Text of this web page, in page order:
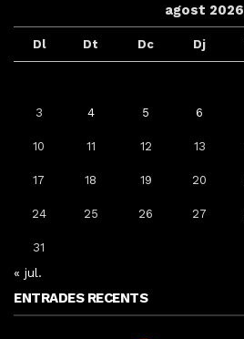
agost 2026
Dl Dt Dc Dj
3 4 5 6
10 11 12 13
17 18 19 20
24 25 26 27
31
« jul.
ENTRADES RECENTS